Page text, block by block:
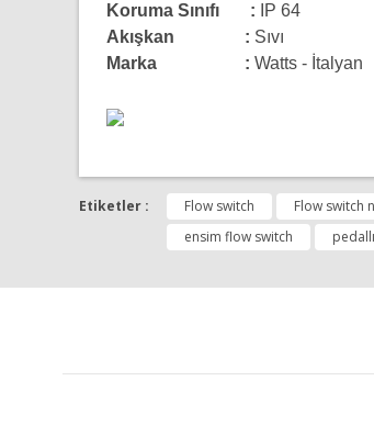
Koruma Sınıfı : IP 64
Akışkan : Sıvı
Marka : Watts - İtalyan
Bu ürünün fiyat bilgisi, resim, ürün
Görüş ve önerileriniz için teşekkür
Ürün resmi kalitesiz, bozuk veya
Bu ürüne benzer farklı alternatifler
Etiketler : Flow switch Flow switch
ensim flow switch